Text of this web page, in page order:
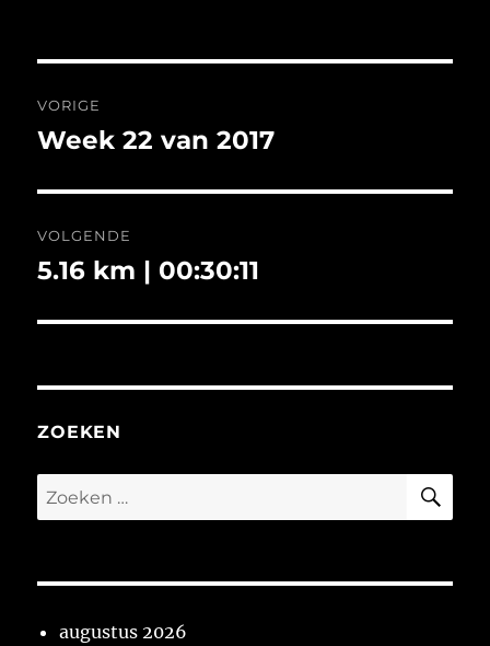
navigatie
VORIGE
Vorig
Week 22 van 2017
VOLGENDE
Volgend
5.16 km | 00:30:11
ZOEKEN
Zoeken
naar:
augustus 2026